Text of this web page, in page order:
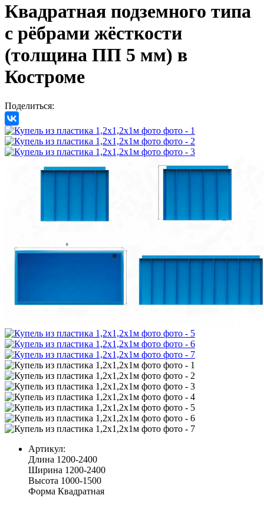
Квадратная подземного типа
с рёбрами жёсткости
(толщина ПП 5 мм) в
Костроме
Поделиться:
Артикул:
Длина 1200-2400
Ширина 1200-2400
Высота 1000-1500
Форма Квадратная